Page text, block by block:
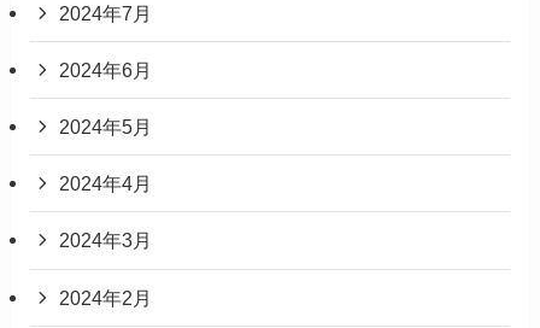
2024年7月
2024年6月
2024年5月
2024年4月
2024年3月
2024年2月